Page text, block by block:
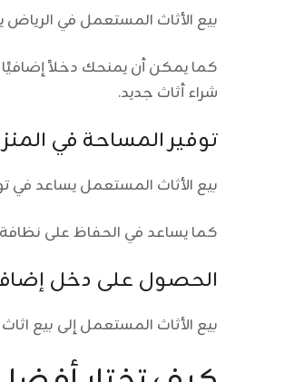
بيع الأثاث المستعمل في الرياض
كما يمكن أن يمنحك دخلاً إضافيًا
شراء أثاث جديد.
توفير المساحة في
بيع الأثاث المستعمل يساعد في
كما يساعد في الحفاظ على
الحصول على دخل
بيع الأثاث المستعمل إلى بيع